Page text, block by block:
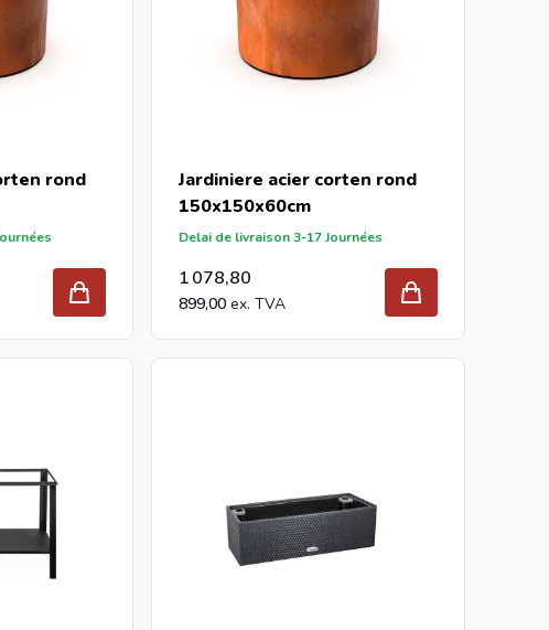
rond
Jardiniere acier corten rond
150x150x60cm
Delai de livraison 3-17 Journées
1 078,80
899,00